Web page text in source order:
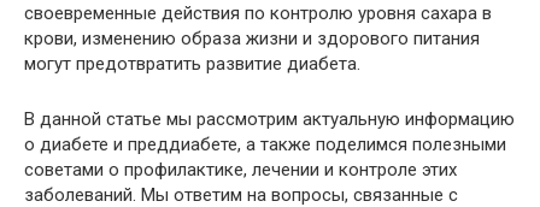
своевременные действия по контролю уровня сахара в
крови, изменению образа жизни и здорового питания
могут предотвратить развитие диабета.
В данной статье мы рассмотрим актуальную информацию
о диабете и преддиабете, а также поделимся полезными
советами о профилактике, лечении и контроле этих
заболеваний. Мы ответим на вопросы, связанные с